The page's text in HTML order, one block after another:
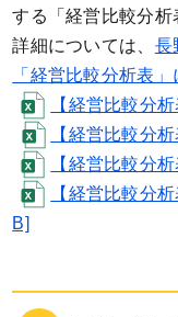
する「経営比較分析
詳細については、 長
「経営比較分析表
【経営比較分
【経営比較分
【経営比較分
【経営比較分
B]